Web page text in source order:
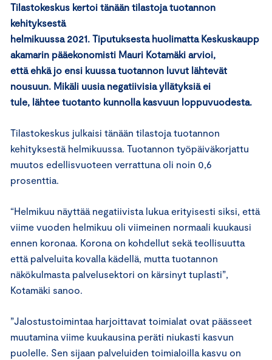
Tilastokeskus kertoi tänään tilastojatuotannon
kehityksestä
helmikuussa 2021. TiputuksestahuolimattaKeskuskaupp
akamarin pääekonomisti Mauri Kotamäki arvioi,
ettäehkäjo ensi kuussa tuotannon luvut lähtevät
nousuun. Mikäli uusia negatiivisia yllätyksiä ei
tule, lähtee tuotanto kunnolla kasvuun loppuvuodesta.
Tilastokeskus julkaisi tänään tilastoja tuotannon
kehityksestä helmikuussa. Tuotannon työpäiväkorjattu
muutos edellisvuoteen verrattuna oli noin 0,6
prosenttia.
“Helmikuu näyttää negatiivista lukua erityisesti siksi, että
viime vuoden helmikuu oli viimeinen normaali kuukausi
ennen koronaa. Korona on kohdellut sekä teollisuutta
että palveluita kovalla kädellä, mutta tuotannon
näkökulmasta palvelusektori on kärsinyt tuplasti”,
Kotamäki sanoo.
”Jalostustoimintaa harjoittavat toimialat ovat päässeet
muutamina viime kuukausina peräti niukasti kasvun
puolelle. Sen sijaan palveluiden toimialoilla kasvu on